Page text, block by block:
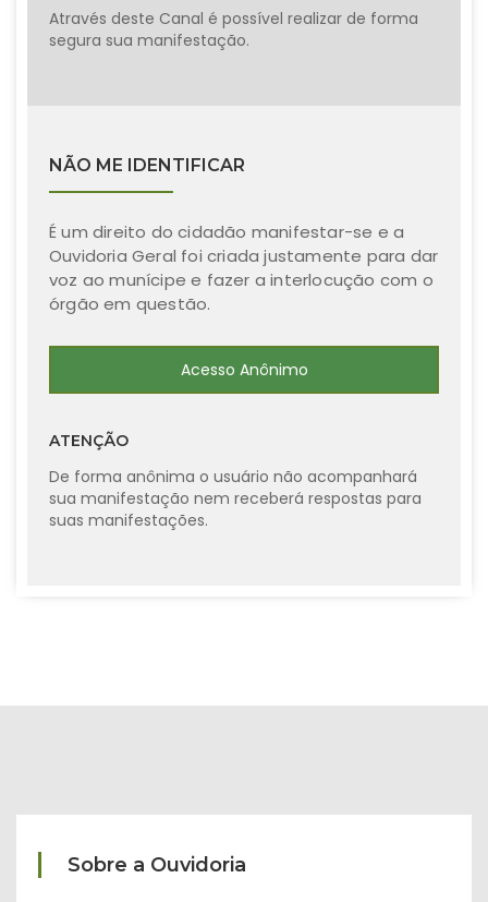
Através deste Canal é possível realizar de forma
segura sua manifestação.
NÃO ME IDENTIFICAR
É um direito do cidadão manifestar-se e a
Ouvidoria Geral foi criada justamente para dar
voz ao munícipe e fazer a interlocução com o
órgão em questão.
Acesso Anônimo
ATENÇÃO
De forma anônima o usuário não acompanhará
sua manifestação nem receberá respostas para
suas manifestações.
Sobre a Ouvidoria